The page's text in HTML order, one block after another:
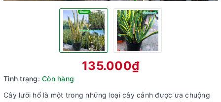
135.000₫
Tình trạng: Còn hàng
Cây lưỡi hổ là một trong những loại cây cảnh được ưa chuộng